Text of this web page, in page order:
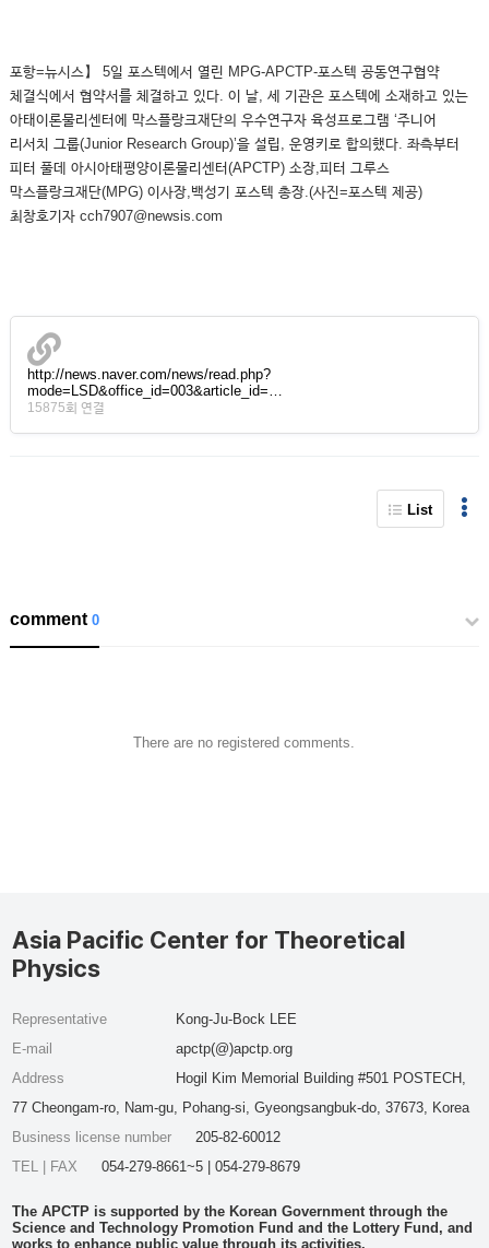
포항=뉴시스】 5일 포스텍에서 열린 MPG-APCTP-포스텍 공동연구협약
체결식에서 협약서를 체결하고 있다. 이 날, 세 기관은 포스텍에 소재하고 있는
아태이론물리센터에 막스플랑크재단의 우수연구자 육성프로그램 ‘주니어
리서치 그룹(Junior Research Group)’을 설립, 운영키로 합의했다. 좌측부터
피터 풀데 아시아태평양이론물리센터(APCTP) 소장,피터 그루스
막스플랑크재단(MPG) 이사장,백성기 포스텍 총장.(사진=포스텍 제공)
최창호기자 cch7907@newsis.com
http://news.naver.com/news/read.php?
mode=LSD&office_id=003&article_id=…
15875회 연결
List
comment0
There are no registered comments.
Asia Pacific Center for Theoretical
Physics
Representative
Kong-Ju-Bock LEE
E-mail
apctp(@)apctp.org
Address
Hogil Kim Memorial Building #501 POSTECH,
77 Cheongam-ro, Nam-gu, Pohang-si, Gyeongsangbuk-do, 37673, Korea
Business license number
205-82-60012
TEL | FAX
054-279-8661~5 | 054-279-8679
The APCTP is supported by the Korean Government through the
Science and Technology Promotion Fund and the Lottery Fund, and
works to enhance public value through its activities.